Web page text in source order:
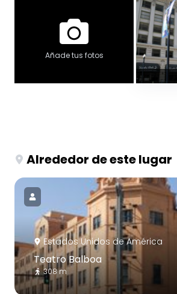
Añade tus fotos
Alrededor de este lugar
Estados Unidos de América
Teatro Balboa
308 m